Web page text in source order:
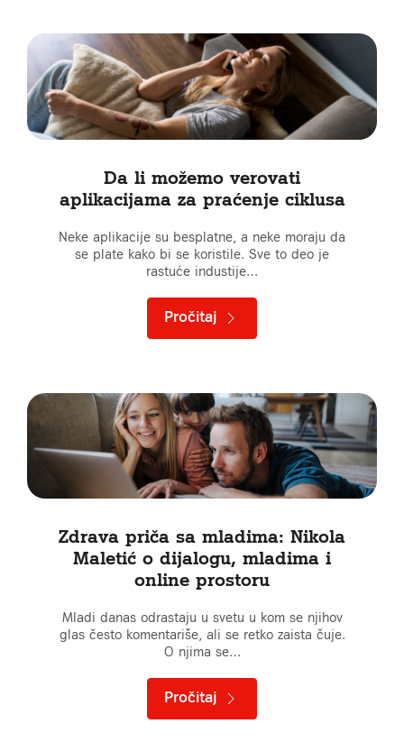
Da li možemo verovati
aplikacijama za praćenje ciklusa
Neke aplikacije su besplatne, a neke moraju da
se plate kako bi se koristile. Sve to deo je
rastuće industije…
Pročitaj
Zdrava priča sa mladima: Nikola
Maletić o dijalogu, mladima i
online prostoru
Mladi danas odrastaju u svetu u kom se njihov
glas često komentariše, ali se retko zaista čuje.
O njima se…
Pročitaj